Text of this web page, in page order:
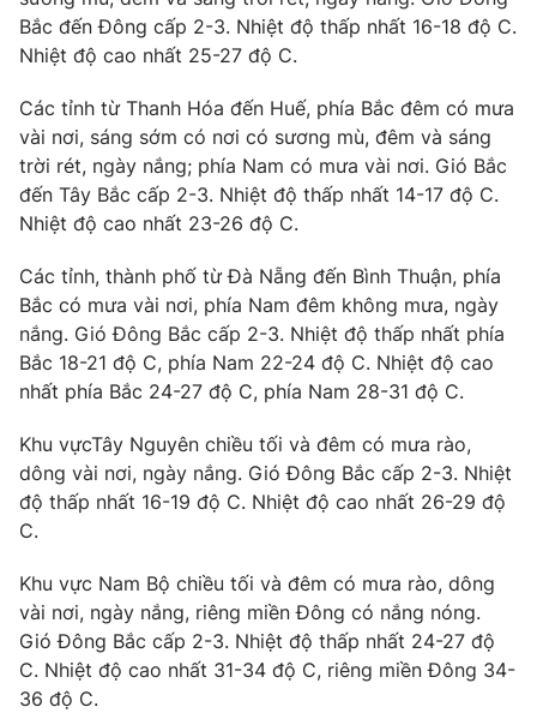
Bắc đến Đông cấp 2-3. Nhiệt độ thấp nhất 16-18 độ C.
Nhiệt độ cao nhất 25-27 độ C.
Các tỉnh từ Thanh Hóa đến Huế, phía Bắc đêm có mưa
vài nơi, sáng sớm có nơi có sương mù, đêm và sáng
trời rét, ngày nắng; phía Nam có mưa vài nơi. Gió Bắc
đến Tây Bắc cấp 2-3. Nhiệt độ thấp nhất 14-17 độ C.
Nhiệt độ cao nhất 23-26 độ C.
Các tỉnh, thành phố từ Đà Nẵng đến Bình Thuận, phía
Bắc có mưa vài nơi, phía Nam đêm không mưa, ngày
nắng. Gió Đông Bắc cấp 2-3. Nhiệt độ thấp nhất phía
Bắc 18-21 độ C, phía Nam 22-24 độ C. Nhiệt độ cao
nhất phía Bắc 24-27 độ C, phía Nam 28-31 độ C.
Khu vựcTây Nguyên chiều tối và đêm có mưa rào,
dông vài nơi, ngày nắng. Gió Đông Bắc cấp 2-3. Nhiệt
độ thấp nhất 16-19 độ C. Nhiệt độ cao nhất 26-29 độ
C.
Khu vực Nam Bộ chiều tối và đêm có mưa rào, dông
vài nơi, ngày nắng, riêng miền Đông có nắng nóng.
Gió Đông Bắc cấp 2-3. Nhiệt độ thấp nhất 24-27 độ
C. Nhiệt độ cao nhất 31-34 độ C, riêng miền Đông 34-
36 độ C.